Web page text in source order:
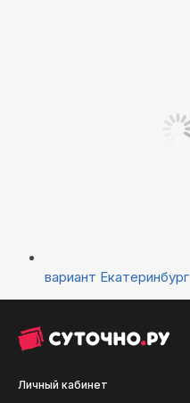
вариант Екатеринбург
Личный кабинет